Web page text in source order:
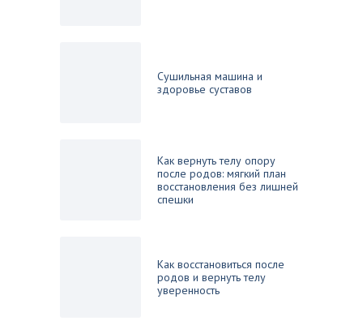
Сушильная машина и
здоровье суставов
Как вернуть телу опору
после родов: мягкий план
восстановления без лишней
спешки
Как восстановиться после
родов и вернуть телу
уверенность